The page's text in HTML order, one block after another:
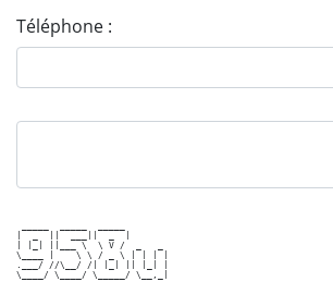
Téléphone :
| |_| ||___ \  \ V /  _   _
\____ |    \ \ / _ \ | | | |
.___/ //\__/ /| |_| || |_| |
\____/ \____/ \_____/ \__,_|